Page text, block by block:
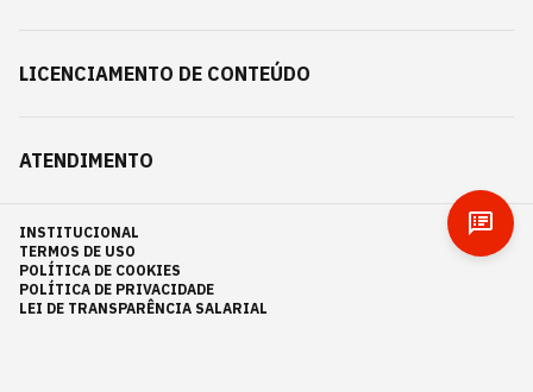
LICENCIAMENTO DE CONTEÚDO
ATENDIMENTO
INSTITUCIONAL
TERMOS DE USO
POLÍTICA DE COOKIES
POLÍTICA DE PRIVACIDADE
LEI DE TRANSPARÊNCIA SALARIAL